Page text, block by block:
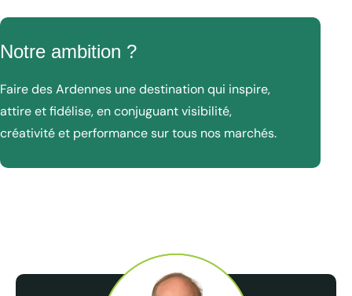
Notre ambition ?
Faire des Ardennes une destination qui inspire,
attire et fidélise, en conjuguant visibilité,
créativité et performance sur tous nos marchés.